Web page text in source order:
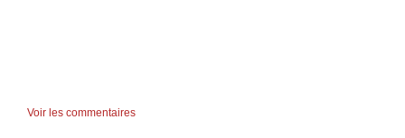
Voir les commentaires